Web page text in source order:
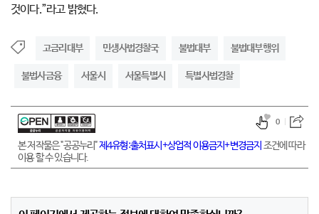
것이다.”라고 밝혔다.
고금리대부 민생사법경찰국 불법대부 불법대부행위
불법사금융 서울시 서울특별시 특별사법경찰
본 저작물은 "공공누리"제4유형:출처표시+상업적 이용금지+변경금지 조건에 따라
이용 할 수 있습니다.
0